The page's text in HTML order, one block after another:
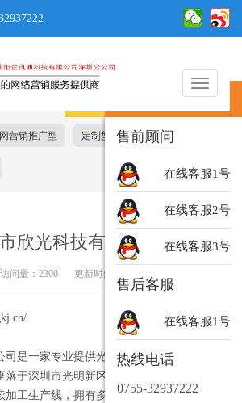
切
营销推广型 定制型 阿里基础服务包
欣光科技有限公司
访问量：2300 更新时间：2018-06-01
是一家专业提供光学技术解决方案和生产
于深圳市光明新区，拥有净化车间以及整
工生产线，拥有多台国内外先进的真空光
售前顾问
在线客服1号
在线客服2号
在线客服3号
售后客服
在线客服1号
热线电话
0755-32937222